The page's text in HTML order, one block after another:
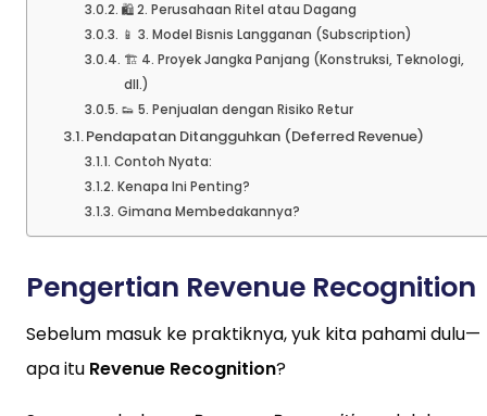
🛍️ 2. Perusahaan Ritel atau Dagang
📱 3. Model Bisnis Langganan (Subscription)
🏗️ 4. Proyek Jangka Panjang (Konstruksi, Teknologi,
dll.)
👟 5. Penjualan dengan Risiko Retur
Pendapatan Ditangguhkan (Deferred Revenue)
Contoh Nyata:
Kenapa Ini Penting?
Gimana Membedakannya?
Pengertian Revenue Recognition
Sebelum masuk ke praktiknya, yuk kita pahami dulu—
apa itu Revenue Recognition?